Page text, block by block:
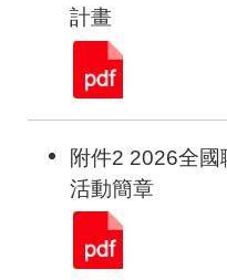
計畫
附件2 2026全
活動簡章